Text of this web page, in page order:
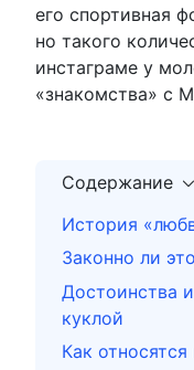
его спортивная
но такого
инстаграме у
«знакомства» с
Содержание
История
Законно ли
Достоинства
куклой
Как